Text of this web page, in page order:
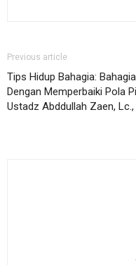
Previous article
Tips Hidup Bahagia: Bahagia
Dengan Memperbaiki Pola
Ustadz Abddullah Zaen, Lc.,